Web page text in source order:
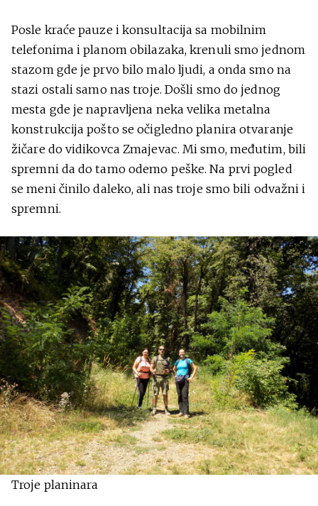
Posle kraće pauze i konsultacija sa mobilnim
telefonima i planom obilazaka, krenuli smo jednom
stazom gde je prvo bilo malo ljudi, a onda smo na
stazi ostali samo nas troje. Došli smo do jednog
mesta gde je napravljena neka velika metalna
konstrukcija pošto se očigledno planira otvaranje
žičare do vidikovca Zmajevac. Mi smo, međutim, bili
spremni da do tamo odemo peške. Na prvi pogled
se meni činilo daleko, ali nas troje smo bili odvažni i
spremni.
Troje planinara